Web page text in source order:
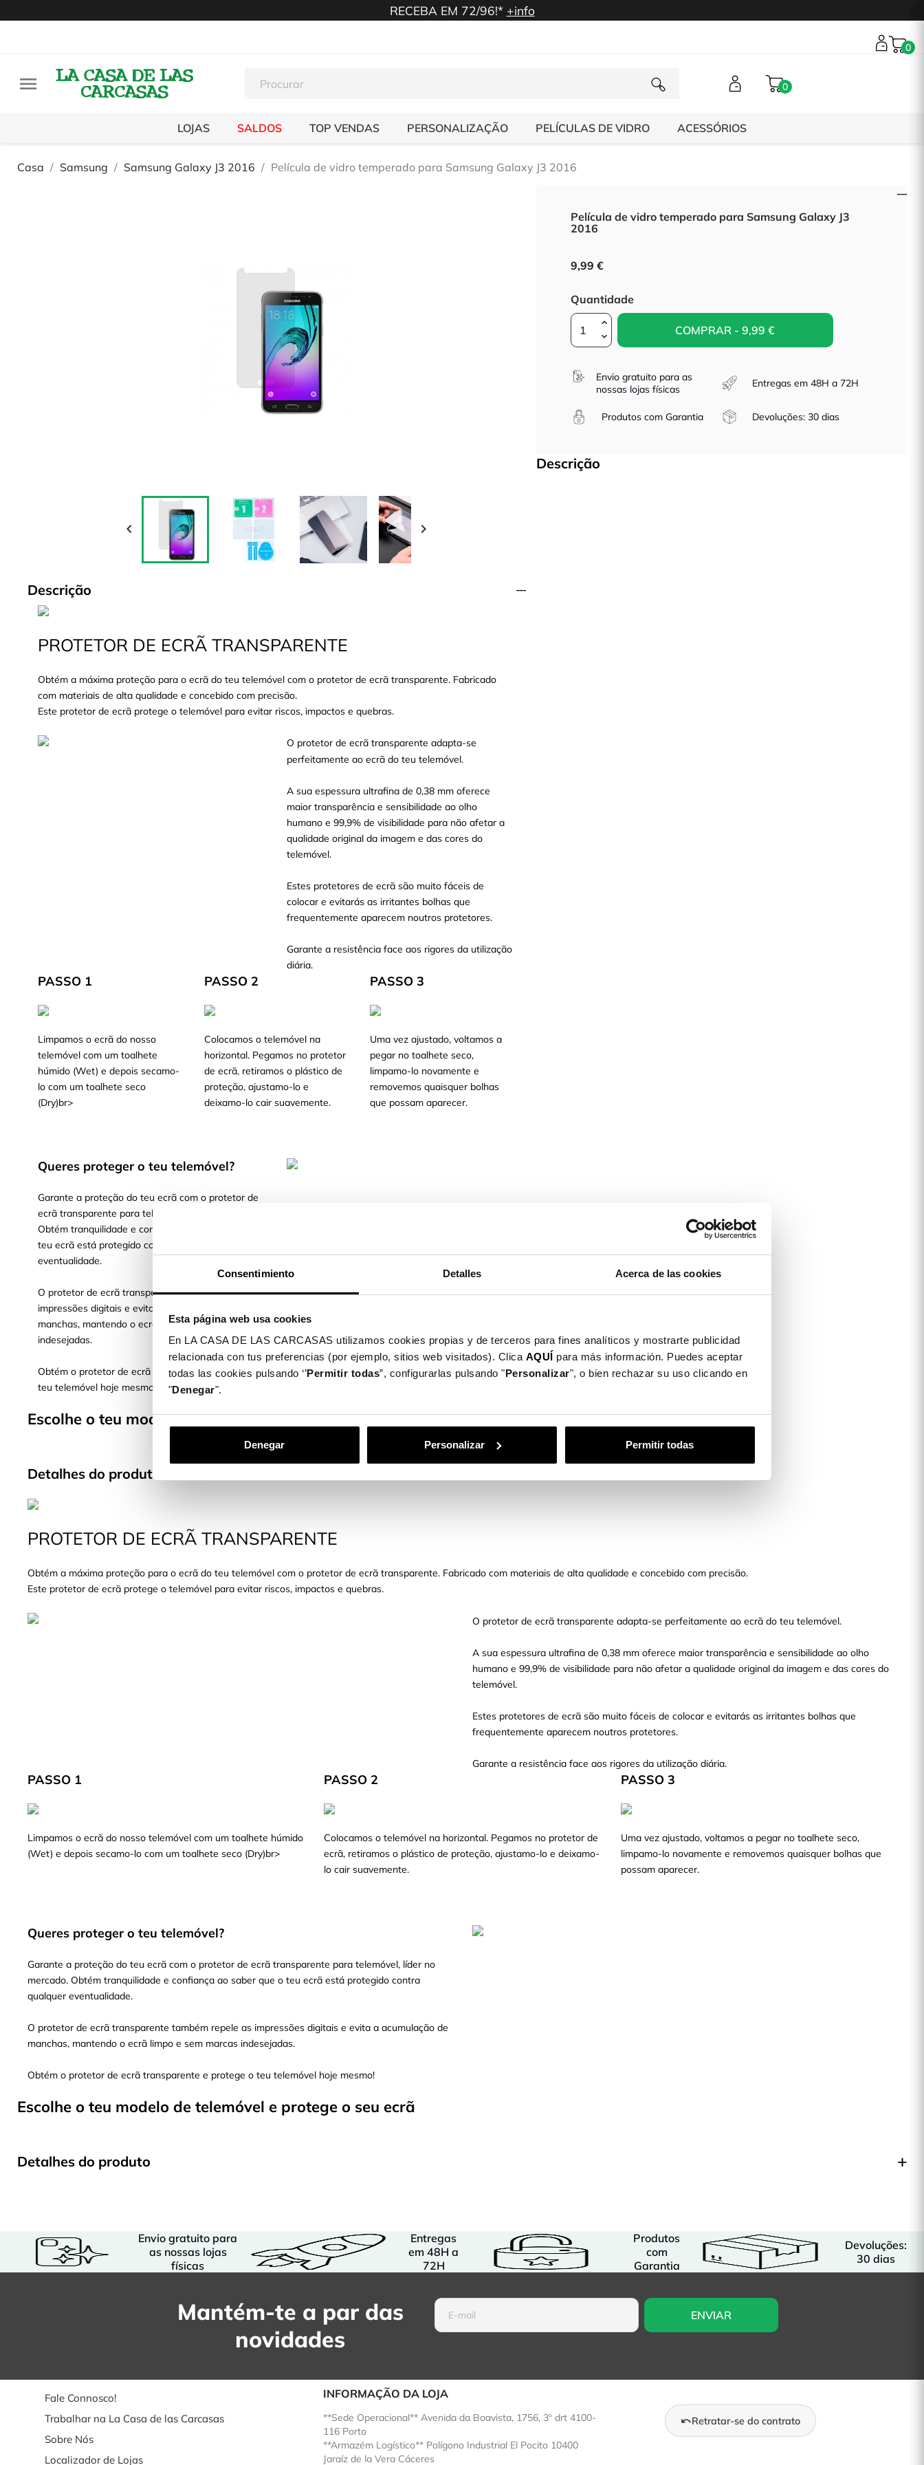
Consentimiento Detalles Acerca de las cookies
Esta página web usa cookies
En LA CASA DE LAS CARCASAS utilizamos cookies propias y de terceros para fines analíticos y mostrarte publicidad
relacionada con tus preferencias (por ejemplo, sitios web visitados). Clica AQUÍ para más información. Puedes aceptar
todas las cookies pulsando ‘’Permitir todas”, configurarlas pulsando "Personalizar", o bien rechazar su uso clicando en
"Denegar".
Denegar Personalizar Permitir todas
RECEBA EM 72/96!* +info
0
 0
LOJAS SALDOS TOP VENDAS PERSONALIZAÇÃO PELÍCULAS DE VIDRO ACESSÓRIOS
Casa Samsung Samsung Galaxy J3 2016 Película de vidro temperado para Samsung Galaxy J3 2016
 
Descrição
PROTETOR DE ECRÃ TRANSPARENTE
Obtém a máxima proteção para o ecrã do teu telemóvel com o protetor de ecrã transparente. Fabricado
com materiais de alta qualidade e concebido com precisão.
Este protetor de ecrã protege o telemóvel para evitar riscos, impactos e quebras.
O protetor de ecrã transparente adapta-se
perfeitamente ao ecrã do teu telemóvel.
A sua espessura ultrafina de 0,38 mm oferece
maior transparência e sensibilidade ao olho
humano e 99,9% de visibilidade para não afetar a
qualidade original da imagem e das cores do
telemóvel.
Estes protetores de ecrã são muito fáceis de
colocar e evitarás as irritantes bolhas que
frequentemente aparecem noutros protetores.
Garante a resistência face aos rigores da utilização
diária.
PASSO 1
Limpamos o ecrã do nosso
telemóvel com um toalhete
húmido (Wet) e depois secamo-
lo com um toalhete seco
(Dry)br>
PASSO 2
Colocamos o telemóvel na
horizontal. Pegamos no protetor
de ecrã, retiramos o plástico de
proteção, ajustamo-lo e
deixamo-lo cair suavemente.
PASSO 3
Uma vez ajustado, voltamos a
pegar no toalhete seco,
limpamo-lo novamente e
removemos quaisquer bolhas
que possam aparecer.
Queres proteger o teu telemóvel?
Garante a proteção do teu ecrã com o protetor de
ecrã transparente para telemóvel, líder no mercado.
Obtém tranquilidade e confiança ao saber que o
teu ecrã está protegido contra qualquer
eventualidade.
O protetor de ecrã transparente também repele as
impressões digitais e evita a acumulação de
manchas, mantendo o ecrã limpo e sem marcas
indesejadas.
Obtém o protetor de ecrã transparente e protege o
teu telemóvel hoje mesmo!
Escolhe o teu modelo de telemóvel e protege o seu ecrã
Detalhes do produto
Película de vidro temperado para Samsung Galaxy J3
2016
9,99 €
Quantidade
COMPRAR - 9,99 €
Envio gratuito para as
nossas lojas físicas
Entregas em 48H a 72H
Produtos com Garantia Devoluções: 30 dias
Descrição
PROTETOR DE ECRÃ TRANSPARENTE
Obtém a máxima proteção para o ecrã do teu telemóvel com o protetor de ecrã transparente. Fabricado com materiais de alta qualidade e concebido com precisão.
Este protetor de ecrã protege o telemóvel para evitar riscos, impactos e quebras.
O protetor de ecrã transparente adapta-se perfeitamente ao ecrã do teu telemóvel.
A sua espessura ultrafina de 0,38 mm oferece maior transparência e sensibilidade ao olho
humano e 99,9% de visibilidade para não afetar a qualidade original da imagem e das cores do
telemóvel.
Estes protetores de ecrã são muito fáceis de colocar e evitarás as irritantes bolhas que
frequentemente aparecem noutros protetores.
Garante a resistência face aos rigores da utilização diária.
PASSO 1
Limpamos o ecrã do nosso telemóvel com um toalhete húmido
(Wet) e depois secamo-lo com um toalhete seco (Dry)br>
PASSO 2
Colocamos o telemóvel na horizontal. Pegamos no protetor de
ecrã, retiramos o plástico de proteção, ajustamo-lo e deixamo-
lo cair suavemente.
PASSO 3
Uma vez ajustado, voltamos a pegar no toalhete seco,
limpamo-lo novamente e removemos quaisquer bolhas que
possam aparecer.
Queres proteger o teu telemóvel?
Garante a proteção do teu ecrã com o protetor de ecrã transparente para telemóvel, líder no
mercado. Obtém tranquilidade e confiança ao saber que o teu ecrã está protegido contra
qualquer eventualidade.
O protetor de ecrã transparente também repele as impressões digitais e evita a acumulação de
manchas, mantendo o ecrã limpo e sem marcas indesejadas.
Obtém o protetor de ecrã transparente e protege o teu telemóvel hoje mesmo!
Escolhe o teu modelo de telemóvel e protege o seu ecrã
Detalhes do produto
Envio gratuito para
as nossas lojas
físicas
Entregas
em 48H a
72H
Produtos
com
Garantia
Devoluções:
30 dias
Mantém-te a par das
novidades
Fale Connosco!
Trabalhar na La Casa de las Carcasas
Sobre Nós
Localizador de Lojas
INFORMAÇÃO DA LOJA
**Sede Operacional** Avenida da Boavista, 1756, 3º drt 4100-
116 Porto
**Armazém Logístico** Polígono Industrial El Pocito 10400
Jaraíz de la Vera Cáceres
Retratar-se do contrato